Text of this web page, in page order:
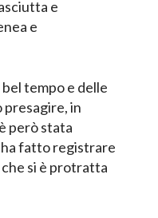
e
e
tempo e delle
in
però stata
ha fatto registrare
si è protratta